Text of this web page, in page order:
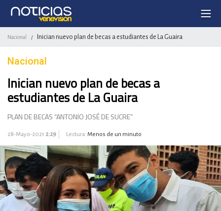
Nacional / Inician nuevo plan de becas a estudiantes de La Guaira
Nacional
Inician nuevo plan de becas a
estudiantes de La Guaira
PLAN DE BECAS “ANTONIO JOSÉ DE SUCRE”
28-Mayo-2021 2:29 Lectura: Menos de un minuto